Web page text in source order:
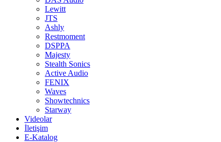
Lewitt
JTS
Ashly
Restmoment
DSPPA
Majesty
Stealth Sonics
Active Audio
FENIX
Waves
Showtechnics
Starway
Videolar
İletişim
E-Katalog